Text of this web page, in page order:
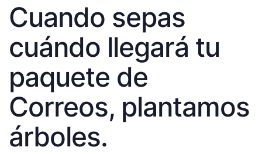
Cuando sepas
cuándo llegará tu
paquete de
Correos, plantamos
árboles.